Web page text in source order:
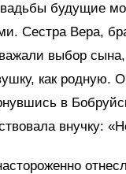
будущие
Сестра Вера,
выбор
как родную.
в
внучку: